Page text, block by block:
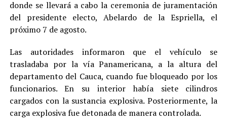
donde se llevará a cabo la ceremonia de juramentación
del presidente electo, Abelardo de la Espriella, el
próximo 7 de agosto.
Las autoridades informaron que el vehículo se
trasladaba por la vía Panamericana, a la altura del
departamento del Cauca, cuando fue bloqueado por los
funcionarios. En su interior había siete cilindros
cargados con la sustancia explosiva. Posteriormente, la
carga explosiva fue detonada de manera controlada.